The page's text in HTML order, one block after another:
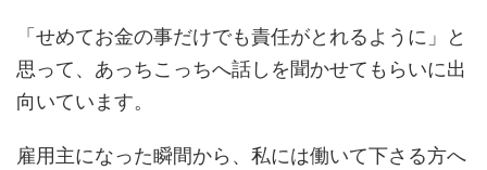
「せめてお金の事だけでも責任がとれるように」と
思って、あっちこっちへ話しを聞かせてもらいに出
向いています。
雇用主になった瞬間から、私には働いて下さる方へ